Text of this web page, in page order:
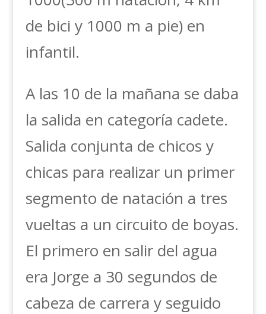
de bici y 1000 m a pie) en
infantil.
A las 10 de la mañana se daba
la salida en categoría cadete.
Salida conjunta de chicos y
chicas para realizar un primer
segmento de natación a tres
vueltas a un circuito de boyas.
El primero en salir del agua
era Jorge a 30 segundos de
cabeza de carrera y seguido